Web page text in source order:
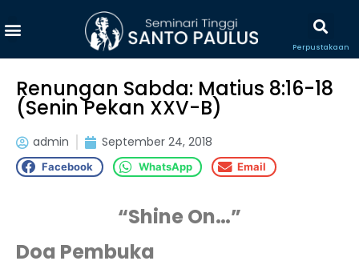
Perpustakaan
Renungan Sabda: Matius 8:16-18
(Senin Pekan XXV-B)
admin September 24, 2018
Facebook WhatsApp Email
“Shine On…”
Doa Pembuka